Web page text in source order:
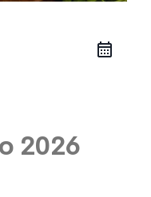
2026